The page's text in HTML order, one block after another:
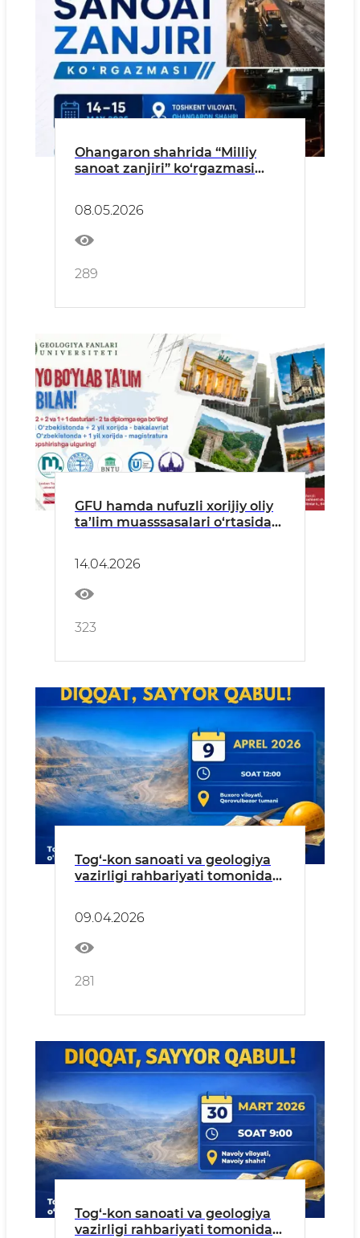
Ohangaron shahrida “Milliy
sanoat zanjiri” ko‘rgazmasi
08.05.2026
289
GFU hamda nufuzli xorijiy oliy
ta’lim muasssasalari o‘rtasidagi
14.04.2026
323
Tog‘-kon sanoati va geologiya
vazirligi rahbariyati tomonidan
09.04.2026
281
Tog‘-kon sanoati va geologiya
vazirligi rahbariyati tomonidan